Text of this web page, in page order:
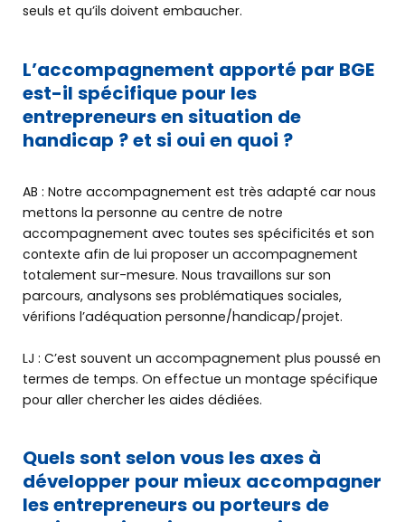
seuls et qu’ils doivent embaucher.
L’accompagnement apporté par BGE
est-il spécifique pour les
entrepreneurs en situation de
handicap ? et si oui en quoi ?
AB : Notre accompagnement est très adapté car nous
mettons la personne au centre de notre
accompagnement avec toutes ses spécificités et son
contexte afin de lui proposer un accompagnement
totalement sur-mesure. Nous travaillons sur son
parcours, analysons ses problématiques sociales,
vérifions l’adéquation personne/handicap/projet.
LJ : C’est souvent un accompagnement plus poussé en
termes de temps. On effectue un montage spécifique
pour aller chercher les aides dédiées.
Quels sont selon vous les axes à
développer pour mieux accompagner
les entrepreneurs ou porteurs de